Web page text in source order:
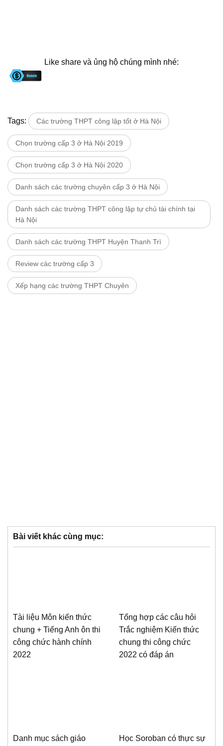
Like share và ủng hộ chúng mình nhé:
Tags: Các trường THPT công lập tốt ở Hà Nội
Chọn trường cấp 3 ở Hà Nội 2019
Chọn trường cấp 3 ở Hà Nội 2020
Danh sách các trường chuyên cấp 3 ở Hà Nội
Danh sách các trường THPT công lập tự chủ tài chính tại
Hà Nội
Danh sách các trường THPT Huyện Thanh Trì
Review các trường cấp 3
Xếp hạng các trường THPT Chuyên
Bài viết khác cùng mục:
Tài liệu Môn kiến thức
chung + Tiếng Anh ôn thi
công chức hành chính
2022
Tổng hợp các câu hỏi
Trắc nghiệm Kiến thức
chung thi công chức
2022 có đáp án
Danh mục sách giáo
Học Soroban có thực sự